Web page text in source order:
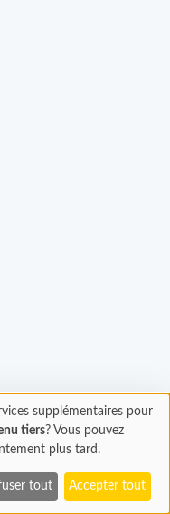
supplémentaires pour
tiers? Vous pouvez
plus tard.
tout Accepter tout